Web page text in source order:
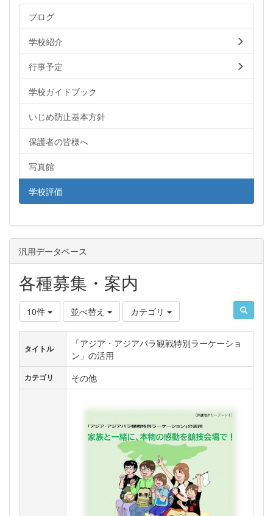
ブログ
学校紹介
行事予定
学校ガイドブック
いじめ防止基本方針
保護者の皆様へ
写真館
学校評価
汎用データベース
各種募集・案内
10件 並べ替え カテゴリ
タイトル
「アジア・アジアパラ観戦特別ラーケーショ
ン」の活用
カテゴリ その他